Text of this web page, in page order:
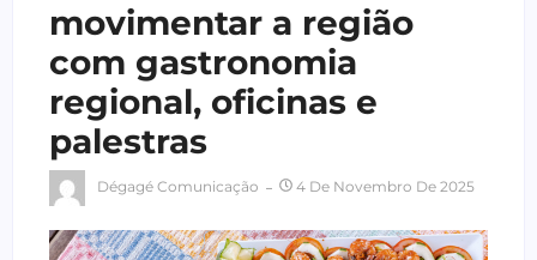
movimentar a região
com gastronomia
regional, oficinas e
palestras
Dégagé Comunicação 4 De Novembro De 2025